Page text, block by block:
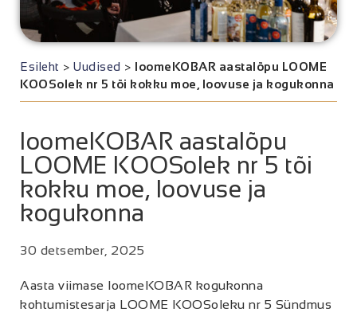
Esileht > Uudised > loomeKOBAR aastalõpu LOOME
KOOSolek nr 5 tõi kokku moe, loovuse ja kogukonna
loomeKOBAR aastalõpu
LOOME KOOSolek nr 5 tõi
kokku moe, loovuse ja
kogukonna
30 detsember, 2025
Aasta viimase loomeKOBAR kogukonna
kohtumistesarja LOOME KOOSoleku nr 5 Sündmus